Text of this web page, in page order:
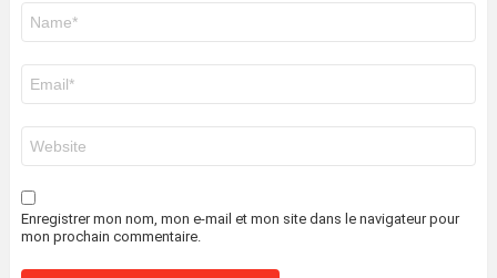
mail
*
web
Enregistrer mon nom, mon e-mail et mon site dans le navigateur pour
mon prochain commentaire.